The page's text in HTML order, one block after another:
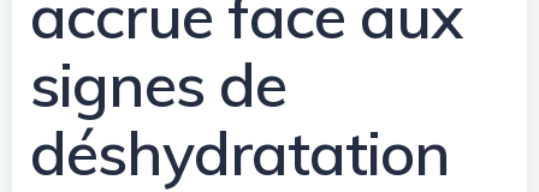
accrue face aux
signes de
déshydratation